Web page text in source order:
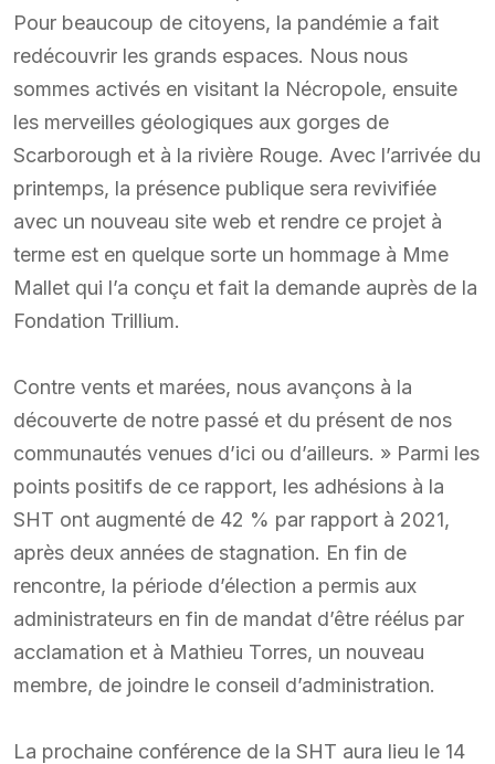
Pour beaucoup de citoyens, la pandémie a fait
redécouvrir les grands espaces. Nous nous
sommes activés en visitant la Nécropole, ensuite
les merveilles géologiques aux gorges de
Scarborough et à la rivière Rouge. Avec l’arrivée du
printemps, la présence publique sera revivifiée
avec un nouveau site web et rendre ce projet à
terme est en quelque sorte un hommage à Mme
Mallet qui l’a conçu et fait la demande auprès de la
Fondation Trillium.
Contre vents et marées, nous avançons à la
découverte de notre passé et du présent de nos
communautés venues d’ici ou d’ailleurs. » Parmi les
points positifs de ce rapport, les adhésions à la
SHT ont augmenté de 42 % par rapport à 2021,
après deux années de stagnation. En fin de
rencontre, la période d’élection a permis aux
administrateurs en fin de mandat d’être réélus par
acclamation et à Mathieu Torres, un nouveau
membre, de joindre le conseil d’administration.
La prochaine conférence de la SHT aura lieu le 14